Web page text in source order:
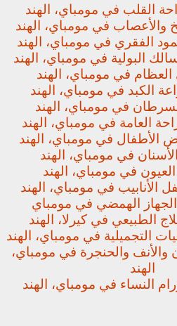
القلب في مومباي، الهند
في مومباي، الهند
الفقري في مومباي، الهند
البولية في مومباي، الهند
في مومباي، الهند
الكبد في مومباي، الهند
في مومباي، الهند
العامة في مومباي، الهند
الأطفال في مومباي، الهند
في مومباي، الهند
في مومباي، الهند
في مومباي، الهند
الهمضي في مومباي
الطبيعي في كيرلا، الهند
التجميلية في مومباي، الهند
والحنجرة في مومباي،
الهند
النساء في مومباي، الهند